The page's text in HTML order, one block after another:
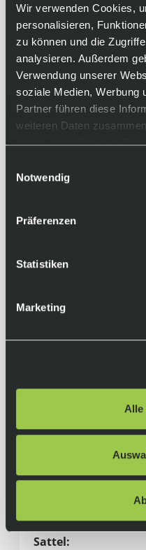
Wir verwenden Cookies,
personalisieren,
zu können und die
analysieren. Außerdem
Verwendung unserer
soziale Medien, Werbung
Partner führen diese
weiteren Daten
haben oder die sie im
Notwendig
Präferenzen
Statistiken
Marketing
Alle
Das Produktbild
unterschiedlicher
endgültigen
Rahmen:
Cervélo All-Carbon
Gabel:
Cervélo All-Carbon,
SRAM Force AXS
Kurbelgarnitur: SRAM
Bremsscheiben:
Laufräder:
mm, XDR freehub,
Vorne: Reserve
mm, 24H,
Vittoria Corsa N.EXT
Cervélo SP24 Carbon
Sattel: